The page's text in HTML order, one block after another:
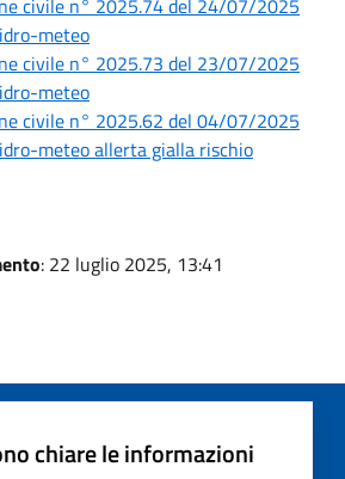
meteo
civile n° 2025.73 del 23/07/2025
meteo
civile n° 2025.62 del 04/07/2025
meteo allerta gialla rischio
: 22 luglio 2025, 13:41
chiare le informazioni